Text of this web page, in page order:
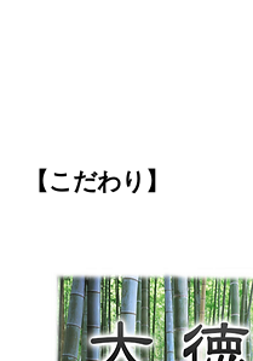
【こだわり】